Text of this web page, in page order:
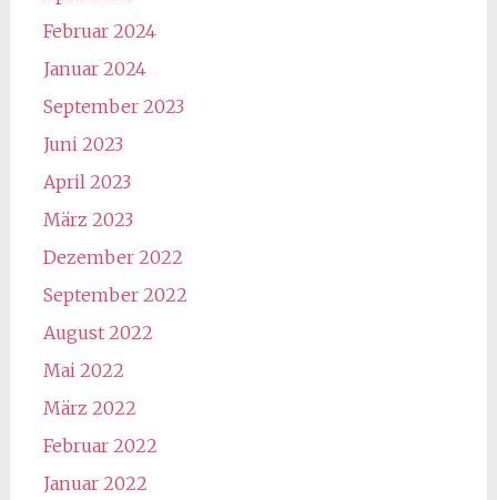
Februar 2024
Januar 2024
September 2023
Juni 2023
April 2023
März 2023
Dezember 2022
September 2022
August 2022
Mai 2022
März 2022
Februar 2022
Januar 2022